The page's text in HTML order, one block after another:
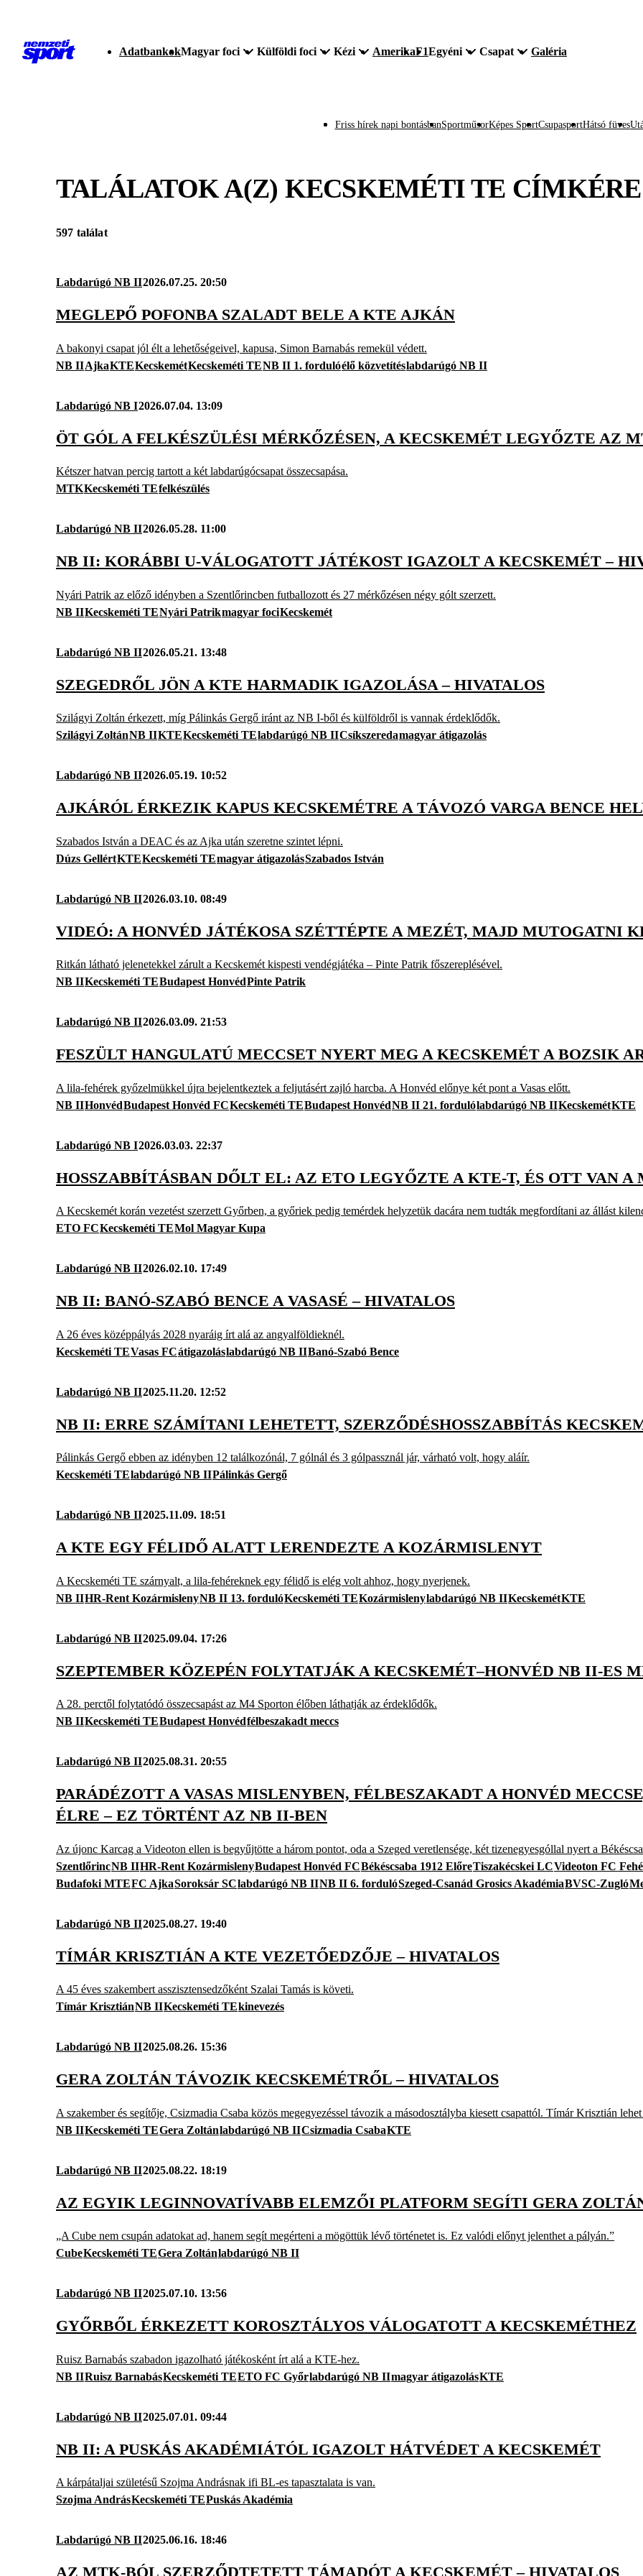
AdatbankokMagyar foci Külföldi foci Kézi AmerikaF1Egyéni Csapat Galéria
Friss hírek napi bontásbanSportműsorKépes SportCsupasportHátsó füves
TALÁLATOK A(Z) KECSKEMÉTI TE CÍMKÉRE
597 találat
Labdarúgó NB II2026.07.25. 20:50
MEGLEPŐ POFONBA SZALADT BELE A KTE AJKÁN
A bakonyi csapat jól élt a lehetőségeivel, kapusa, Simon Barnabás remekül védett.
NB IIAjkaKTEKecskemétKecskeméti TENB II 1. fordulóélő közvetítéslabdarúgó NB II
Labdarúgó NB I2026.07.04. 13:09
ÖT GÓL A FELKÉSZÜLÉSI MÉRKŐZÉSEN, A KECSKEMÉT LEGYŐZTE AZ
Kétszer hatvan percig tartott a két labdarúgócsapat összecsapása.
MTKKecskeméti TEfelkészülés
Labdarúgó NB II2026.05.28. 11:00
NB II: KORÁBBI U-VÁLOGATOTT JÁTÉKOST IGAZOLT A KECSKEMÉT –
Nyári Patrik az előző idényben a Szentlőrincben futballozott és 27 mérkőzésen négy gólt szerzett.
NB IIKecskeméti TENyári Patrikmagyar fociKecskemét
Labdarúgó NB II2026.05.21. 13:48
SZEGEDRŐL JÖN A KTE HARMADIK IGAZOLÁSA – HIVATALOS
Szilágyi Zoltán érkezett, míg Pálinkás Gergő iránt az NB I-ből és külföldről is vannak érdeklődők.
Szilágyi ZoltánNB IIKTEKecskeméti TElabdarúgó NB IICsíkszeredamagyar átigazolás
Labdarúgó NB II2026.05.19. 10:52
AJKÁRÓL ÉRKEZIK KAPUS KECSKEMÉTRE A TÁVOZÓ VARGA BENCE
Szabados István a DEAC és az Ajka után szeretne szintet lépni.
Dúzs GellértKTEKecskeméti TEmagyar átigazolásSzabados István
Labdarúgó NB II2026.03.10. 08:49
VIDEÓ: A HONVÉD JÁTÉKOSA SZÉTTÉPTE A MEZÉT, MAJD MUTOGATNI
Ritkán látható jelenetekkel zárult a Kecskemét kispesti vendégjátéka – Pinte Patrik főszereplésével.
NB IIKecskeméti TEBudapest HonvédPinte Patrik
Labdarúgó NB II2026.03.09. 21:53
FESZÜLT HANGULATÚ MECCSET NYERT MEG A KECSKEMÉT A BOZSIK
A lila-fehérek győzelmükkel újra bejelentkeztek a feljutásért zajló harcba. A Honvéd előnye két pont a Vasas előtt.
NB IIHonvédBudapest Honvéd FCKecskeméti TEBudapest HonvédNB II 21. fordulólabdarúgó NB IIKecskemétKTE
Labdarúgó NB I2026.03.03. 22:37
HOSSZABBÍTÁSBAN DŐLT EL: AZ ETO LEGYŐZTE A KTE-T, ÉS OTT VAN A
A Kecskemét korán vezetést szerzett Győrben, a győriek pedig temérdek helyzetük dacára nem tudták megfordítani az állást
ETO FCKecskeméti TEMol Magyar Kupa
Labdarúgó NB II2026.02.10. 17:49
NB II: BANÓ-SZABÓ BENCE A VASASÉ – HIVATALOS
A 26 éves középpályás 2028 nyaráig írt alá az angyalföldieknél.
Kecskeméti TEVasas FCátigazoláslabdarúgó NB IIBanó-Szabó Bence
Labdarúgó NB II2025.11.20. 12:52
NB II: ERRE SZÁMÍTANI LEHETETT, SZERZŐDÉSHOSSZABBÍTÁS
Pálinkás Gergő ebben az idényben 12 találkozónál, 7 gólnál és 3 gólpassznál jár, várható volt, hogy aláír.
Kecskeméti TElabdarúgó NB IIPálinkás Gergő
Labdarúgó NB II2025.11.09. 18:51
A KTE EGY FÉLIDŐ ALATT LERENDEZTE A KOZÁRMISLENYT
A Kecskeméti TE szárnyalt, a lila-fehéreknek egy félidő is elég volt ahhoz, hogy nyerjenek.
NB IIHR-Rent KozármislenyNB II 13. fordulóKecskeméti TEKozármislenylabdarúgó NB IIKecskemétKTE
Labdarúgó NB II2025.09.04. 17:26
SZEPTEMBER KÖZEPÉN FOLYTATJÁK A KECSKEMÉT–HONVÉD NB II-ES
A 28. perctől folytatódó összecsapást az M4 Sporton élőben láthatják az érdeklődők.
NB IIKecskeméti TEBudapest Honvédfélbeszakadt meccs
Labdarúgó NB II2025.08.31. 20:55
PARÁDÉZOTT A VASAS MISLENYBEN, FÉLBESZAKADT A HONVÉD
ÉLRE – EZ TÖRTÉNT AZ NB II-BEN
Az újonc Karcag a Videoton ellen is begyűjtötte a három pontot, oda a Szeged veretlensége, két tizenegyesgóllal nyert a
SzentlőrincNB IIHR-Rent KozármislenyBudapest Honvéd FCBékéscsaba 1912 ElőreTiszakécskei LCVideoton FC
Budafoki MTEFC AjkaSoroksár SClabdarúgó NB IINB II 6. fordulóSzeged-Csanád Grosics AkadémiaBVSC-Zugló
Labdarúgó NB II2025.08.27. 19:40
TÍMÁR KRISZTIÁN A KTE VEZETŐEDZŐJE – HIVATALOS
A 45 éves szakembert asszisztensedzőként Szalai Tamás is követi.
Tímár KrisztiánNB IIKecskeméti TEkinevezés
Labdarúgó NB II2025.08.26. 15:36
GERA ZOLTÁN TÁVOZIK KECSKEMÉTRŐL – HIVATALOS
A szakember és segítője, Csizmadia Csaba közös megegyezéssel távozik a másodosztályba kiesett csapattól. Tímár Krisztián
NB IIKecskeméti TEGera Zoltánlabdarúgó NB IICsizmadia CsabaKTE
Labdarúgó NB II2025.08.22. 18:19
AZ EGYIK LEGINNOVATÍVABB ELEMZŐI PLATFORM SEGÍTI GERA
„A Cube nem csupán adatokat ad, hanem segít megérteni a mögöttük lévő történetet is. Ez valódi előnyt jelenthet a pályán.”
CubeKecskeméti TEGera Zoltánlabdarúgó NB II
Labdarúgó NB II2025.07.10. 13:56
GYŐRBŐL ÉRKEZETT KOROSZTÁLYOS VÁLOGATOTT A KECSKEMÉTHEZ
Ruisz Barnabás szabadon igazolható játékosként írt alá a KTE-hez.
NB IIRuisz BarnabásKecskeméti TEETO FC Győrlabdarúgó NB IImagyar átigazolásKTE
Labdarúgó NB II2025.07.01. 09:44
NB II: A PUSKÁS AKADÉMIÁTÓL IGAZOLT HÁTVÉDET A KECSKEMÉT
A kárpátaljai születésű Szojma Andrásnak ifi BL-es tapasztalata is van.
Szojma AndrásKecskeméti TEPuskás Akadémia
Labdarúgó NB II2025.06.16. 18:46
AZ MTK-BÓL SZERZŐDTETETT TÁMADÓT A KECSKEMÉT – HIVATALOS